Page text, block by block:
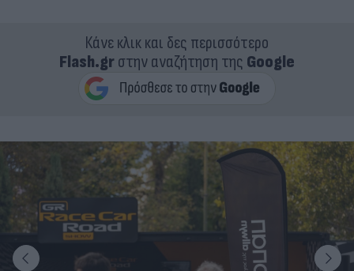
Κάνε κλικ και δες περισσότερο
Flash.grστην αναζήτηση της Google